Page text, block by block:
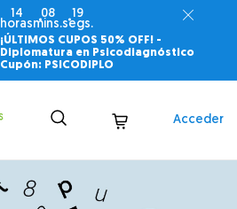
14
horas
08
mins.
18
segs.
¡ÚLTIMOS CUPOS 50% OFF! -
Diplomatura en Psicodiagnóstico
Cupón: PSICODIPLO
Acceder